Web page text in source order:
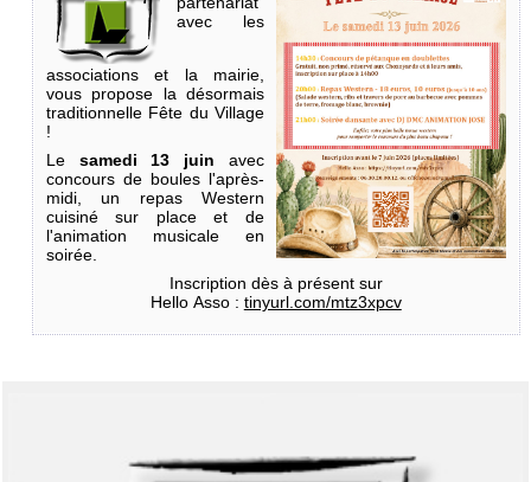
avec les
associations et la mairie,
vous propose la désormais
traditionnelle Fête du Village
!
Le samedi 13 juin avec
concours de boules l'après-
midi, un repas Western
cuisiné sur place et de
l'animation musicale en
soirée.
Inscription dès à présent sur
Hello Asso : tinyurl.com/mtz3xpcv